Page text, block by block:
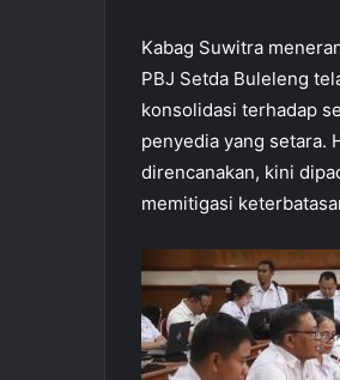
Kabag Suwitra
PBJ Setda Buleleng
konsolidasi terhadap
penyedia yang setara.
direncanakan, kini
memitigasi